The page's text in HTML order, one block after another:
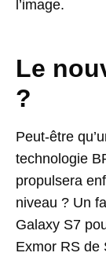
l’image.
Le
?
Peut-être
technologie
propulsera
niveau ? Un
Galaxy S7
Exmor RS de